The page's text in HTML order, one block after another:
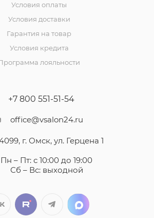
Условия оплаты
Условия доставки
Гарантия на товар
Условия кредита
лояльности
+7 800 551-51-54
office@vsalon24.ru
г. Омск, ул. Герцена 1
Пн – Пт: с 10:00 до 19:00
Сб – Вс: выходной